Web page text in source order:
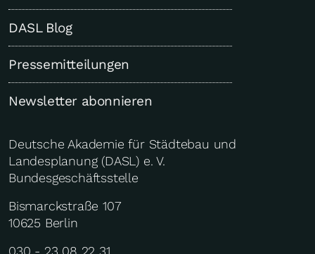
DASL Blog
Pressemitteilungen
Newsletter abonnieren
Deutsche Akademie für Städtebau und
Landesplanung (DASL) e. V.
Bundesgeschäftsstelle
Bismarckstraße 107
10625 Berlin
030 - 23 08 22 31